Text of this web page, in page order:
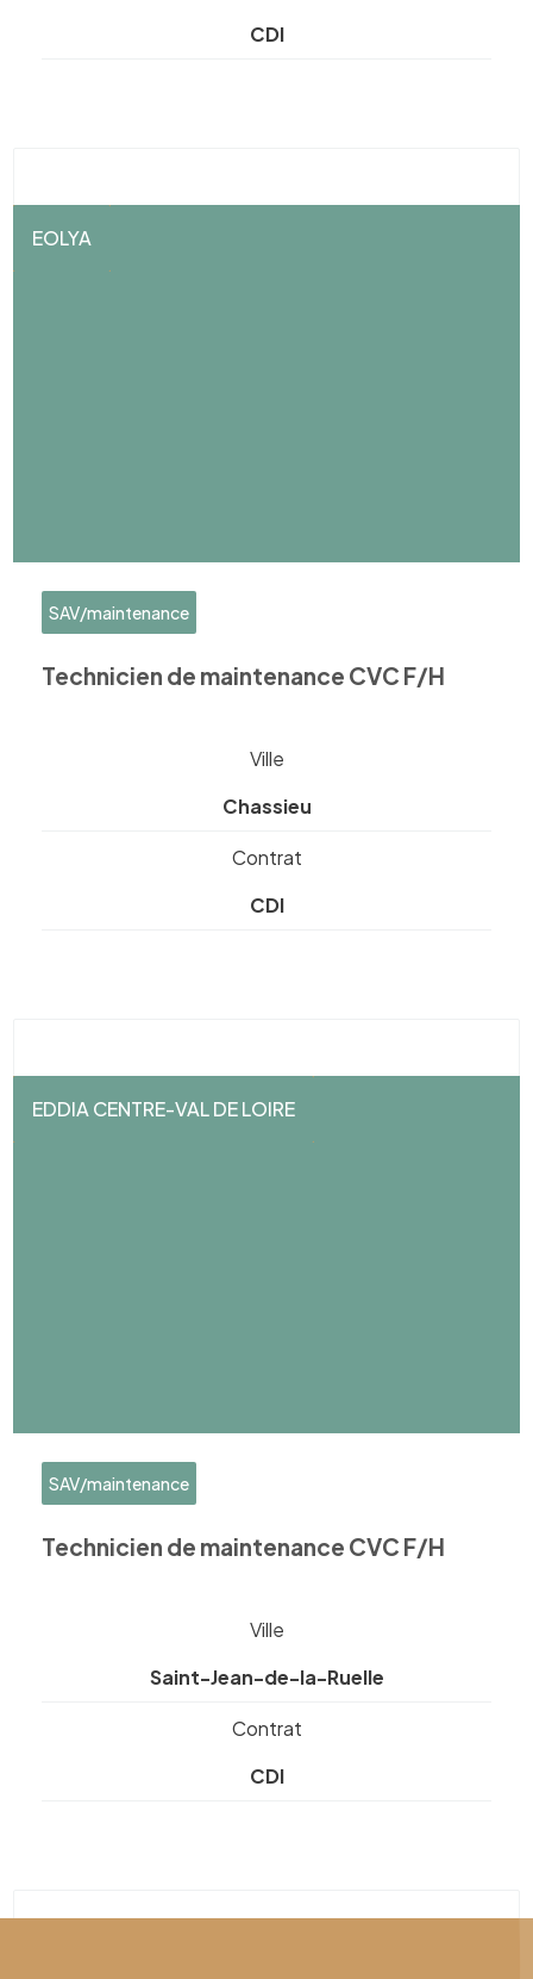
CDI
EOLYA
SAV/maintenance
Technicien de maintenance CVC F/H
Ville
Chassieu
Contrat
CDI
EDDIA CENTRE-VAL DE LOIRE
SAV/maintenance
Technicien de maintenance CVC F/H
Ville
Saint-Jean-de-la-Ruelle
Contrat
CDI